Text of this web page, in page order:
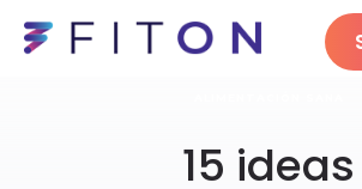
15 ideas